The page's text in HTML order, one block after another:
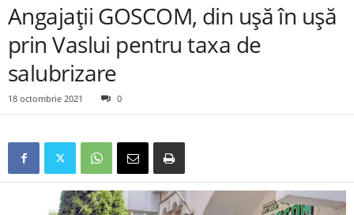
Angajații GOSCOM, din ușă în ușă
prin Vaslui pentru taxa de
salubrizare
18 octombrie 2021 0